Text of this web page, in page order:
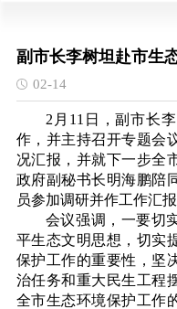
副市长李树坦赴市生
02-14
2月11日，副市长
作，并主持召开专题会
况汇报，并就下一步全
政府副秘书长明海鹏陪
员参加调研并作工作汇报
会议强调，一要切
平生态文明思想，切实
保护工作的重要性，坚
治任务和重大民生工程
全市生态环境保护工作